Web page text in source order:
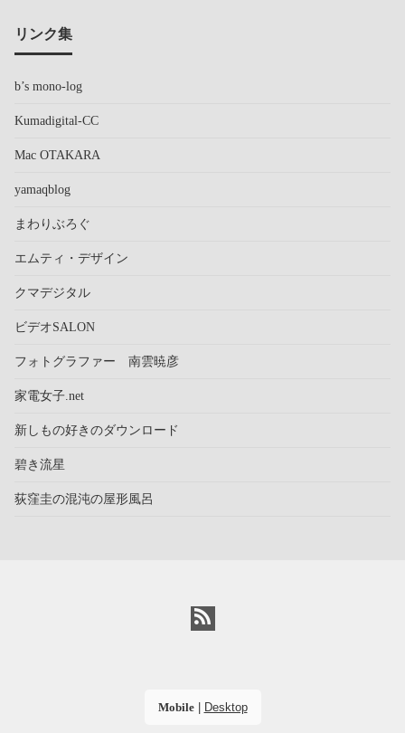
リンク集
b’s mono-log
Kumadigital-CC
Mac OTAKARA
yamaqblog
まわりぶろぐ
エムティ・デザイン
クマデジタル
ビデオSALON
フォトグラファー 南雲暁彦
家電女子.net
新しもの好きのダウンロード
碧き流星
荻窪圭の混沌の屋形風呂
Mobile| Desktop